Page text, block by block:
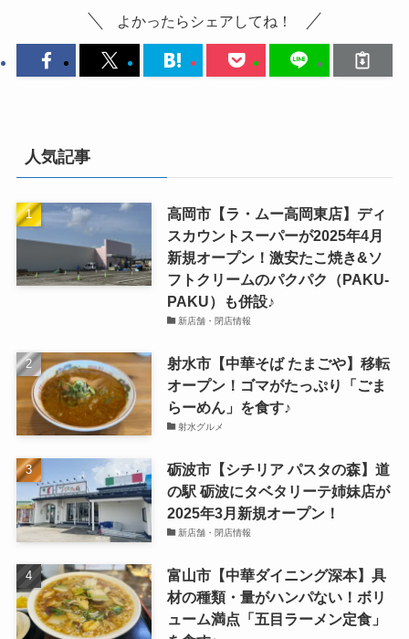
よかったらシェアしてね！
人気記事
高岡市【ラ・ムー高岡東店】ディ
スカウントスーパーが2025年4月
新規オープン！激安たこ焼き&ソ
フトクリームのパクパク（PAKU-
PAKU）も併設♪
新店舗・閉店情報
射水市【中華そば たまごや】移転
オープン！ゴマがたっぷり「ごま
らーめん」を食す♪
射水グルメ
砺波市【シチリア パスタの森】道
の駅 砺波にタベタリーテ姉妹店が
2025年3月新規オープン！
新店舗・閉店情報
富山市【中華ダイニング深本】具
材の種類・量がハンパない！ボリ
ューム満点「五目ラーメン定食」